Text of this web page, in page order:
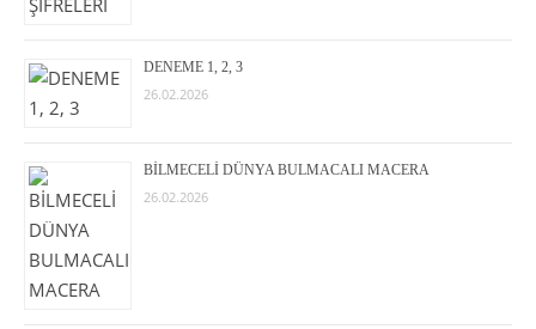
DENEME 1, 2, 3
26.02.2026
BİLMECELİ DÜNYA BULMACALI MACERA
26.02.2026